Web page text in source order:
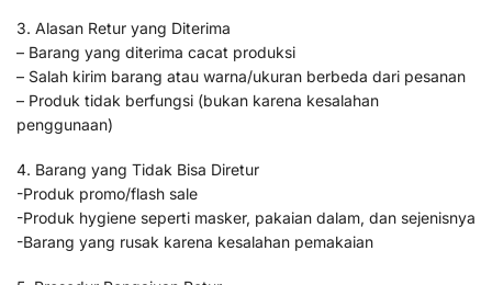
3. Alasan Retur yang Diterima
– Barang yang diterima cacat produksi
– Salah kirim barang atau warna/ukuran berbeda dari pesanan
– Produk tidak berfungsi (bukan karena kesalahan
penggunaan)
4. Barang yang Tidak Bisa Diretur
-Produk promo/flash sale
-Produk hygiene seperti masker, pakaian dalam, dan sejenisnya
-Barang yang rusak karena kesalahan pemakaian